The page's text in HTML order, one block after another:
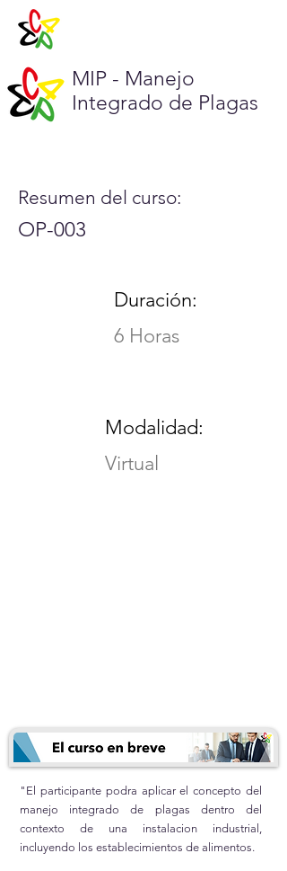
MIP - Manejo
Integrado de Plagas
Resumen del curso:
OP-003
Duración:
6 Horas
Modalidad:
Virtual
"El participante podra aplicar el concepto del
manejo integrado de plagas dentro del
contexto de una instalacion industrial,
incluyendo los establecimientos de alimentos.